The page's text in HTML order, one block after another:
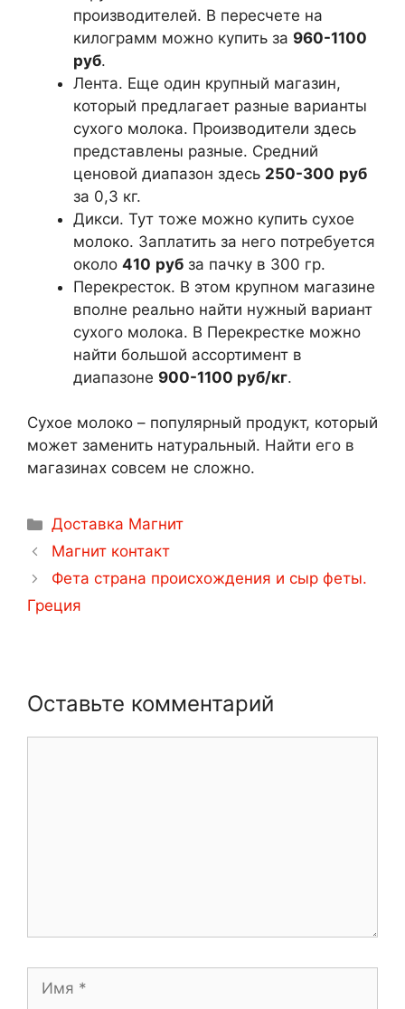
производителей. В пересчете на
килограмм можно купить за 960-1100
руб.
Лента. Еще один крупный магазин,
который предлагает разные варианты
сухого молока. Производители здесь
представлены разные. Средний
ценовой диапазон здесь 250-300 руб
за 0,3 кг.
Дикси. Тут тоже можно купить сухое
молоко. Заплатить за него потребуется
около 410 руб за пачку в 300 гр.
Перекресток. В этом крупном магазине
вполне реально найти нужный вариант
сухого молока. В Перекрестке можно
найти большой ассортимент в
диапазоне 900-1100 руб/кг.
Сухое молоко – популярный продукт, который
может заменить натуральный. Найти его в
магазинах совсем не сложно.
Рубрики
Доставка Магнит
Навигация
записи
Магнит контакт
Фета страна происхождения и сыр феты.
Греция
Оставьте комментарий